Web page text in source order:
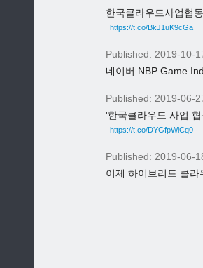
한국클라우드사업협
https://t.co/BkJ1uK9cGa
Published: 2019-10-
네이버 NBP Game
Published: 2019-06-
'한국클라우드 사업
https://t.co/DYGfpWlCq0
Published: 2019-06-
이제 하이브리드 클